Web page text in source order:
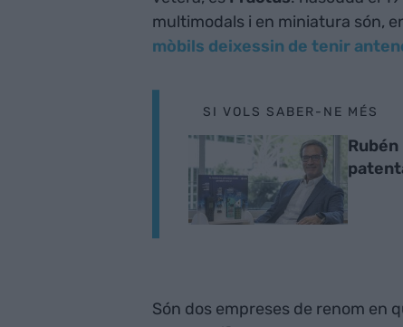
multimodals i en miniatura són,
mòbils deixessin de tenir
SI VOLS SABER-NE MÉS
Són dos empreses de renom en